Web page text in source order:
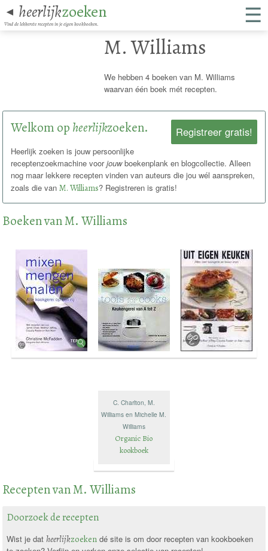
◄ heerlijkzoeken
Vind de lekkerste recepten in je eigen kookboeken. ☰
M. Williams
We hebben 4 boeken van M. Williams
waarvan één boek mét recepten.
Registreer gratis!
Welkom op heerlijkzoeken.
Heerlijk zoeken is jouw persoonlijke
receptenzoekmachine voorjouwboekenplank en blogcollectie. Alleen
nog maar lekkere recepten vinden van auteurs die jou wél aanspreken,
zoals die vanM. Williams? Registreren is gratis!
Boeken van M. Williams
C. Charlton, M.
Williams en Michelle M.
Williams
Organic Bio
kookboek
Recepten van M. Williams
Doorzoek de recepten
Wist je dat heerlijkzoekendé site is om door recepten van kookboeken